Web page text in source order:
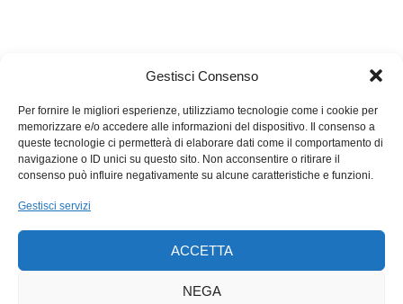
Gestisci Consenso
Per fornire le migliori esperienze, utilizziamo tecnologie come i cookie per
memorizzare e/o accedere alle informazioni del dispositivo. Il consenso a
queste tecnologie ci permetterà di elaborare dati come il comportamento di
navigazione o ID unici su questo sito. Non acconsentire o ritirare il
consenso può influire negativamente su alcune caratteristiche e funzioni.
Gestisci servizi
ACCETTA
NEGA